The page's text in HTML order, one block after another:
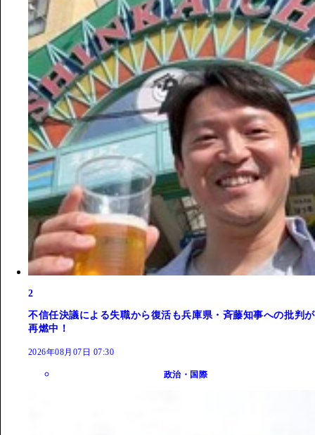
2
不信任決議による失職から復活も兵庫県・斉藤知事への批判が
再燃中！
2026年08月07日 07:30
政治・国際